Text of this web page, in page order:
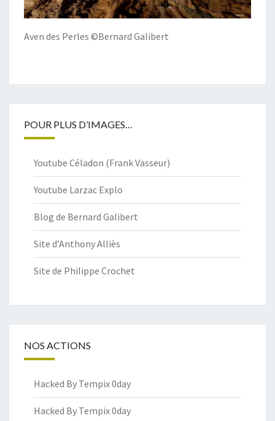
Aven des Perles ©Bernard Galibert
POUR PLUS D’IMAGES…
Youtube Céladon (Frank Vasseur)
Youtube Larzac Explo
Blog de Bernard Galibert
Site d’Anthony Alliès
Site de Philippe Crochet
NOS ACTIONS
Hacked By Tempix 0day
Hacked By Tempix 0day